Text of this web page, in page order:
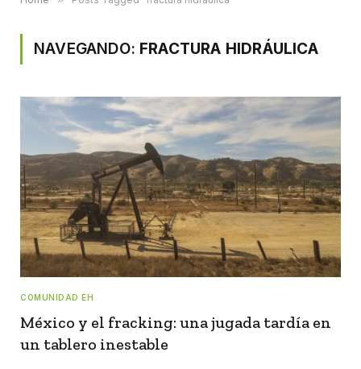
NAVEGANDO: FRACTURA HIDRÁULICA
COMUNIDAD EH
México y el fracking: una jugada tardía en
un tablero inestable